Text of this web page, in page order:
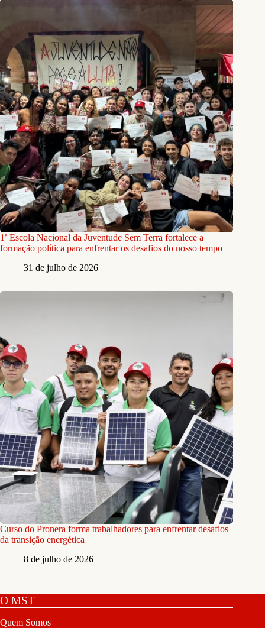
1ª Escola Nacional da Juventude Sem Terra fortalece a
formação política para enfrentar os desafios do nosso tempo
31 de julho de 2026
Curso do Pronera forma trabalhadores para enfrentar desafios
da transição energética
8 de julho de 2026
O MST
Quem Somos